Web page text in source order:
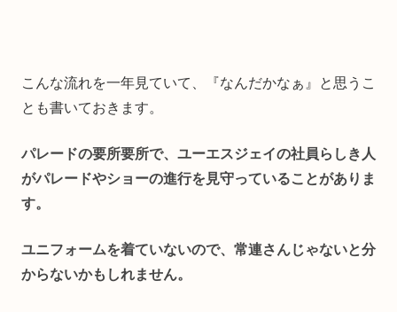
こんな流れを一年見ていて、『なんだかなぁ』と思うこ
とも書いておきます。
パレードの要所要所で、ユーエスジェイの社員らしき人
がパレードやショーの進行を見守っていることがありま
す。
ユニフォームを着ていないので、常連さんじゃないと分
からないかもしれません。